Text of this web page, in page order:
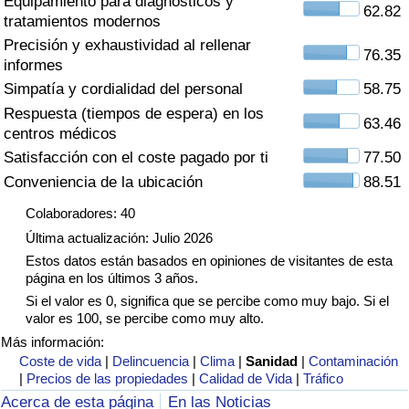
tratamientos modernos
62.82
Precisión y exhaustividad al rellenar
informes
76.35
Simpatía y cordialidad del personal
58.75
Respuesta (tiempos de espera) en los
centros médicos
63.46
Satisfacción con el coste pagado por ti
77.50
Conveniencia de la ubicación
88.51
Colaboradores: 40
Última actualización: Julio 2026
Estos datos están basados en opiniones de visitantes de esta
página en los últimos 3 años.
Si el valor es 0, significa que se percibe como muy bajo. Si el
valor es 100, se percibe como muy alto.
Más información:
Coste de vida | Delincuencia |Clima |Sanidad |Contaminación
| Precios de las propiedades |Calidad de Vida |Tráfico
Acerca de esta página En las Noticias
Índice de criminalidad por país
Sanidad
Índice de Sanidad (Actual)
Índice de Sanidad
Contaminación
Índice de Contaminación (Actual)
Índice de contaminación
Índice de Contaminación por País